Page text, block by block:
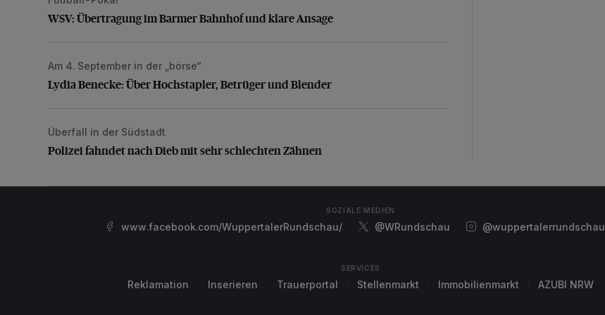
WSV: Übertragung im Barmer Bahnhof und klare Ansage
Lydia Benecke: Über Hochstapler, Betrüger und Blender
Am 4. September in der „börse“
Lydia Benecke: Über Hochstapler, Betrüger und Blender
Polizei fahndet nach Dieb mit sehr schlechten Zähnen
Überfall in der Südstadt
Polizei fahndet nach Dieb mit sehr schlechten Zähnen
SOZIALE MEDIEN
www.facebook.com/WuppertalerRundschau/ @WRundschau @wuppertalerrundschau
SERVICES
Reklamation Inserieren Trauerportal Stellenmarkt Immobilienmarkt AZUBI NRW